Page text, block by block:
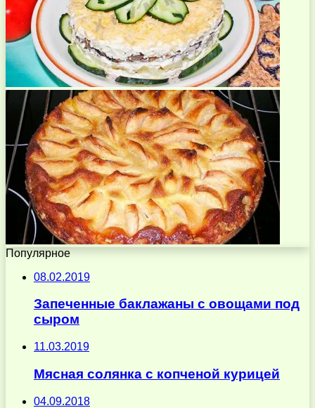
Популярное
08.02.2019
Запеченные баклажаны с овощами под
сыром
11.03.2019
Мясная солянка с копченой курицей
04.09.2018